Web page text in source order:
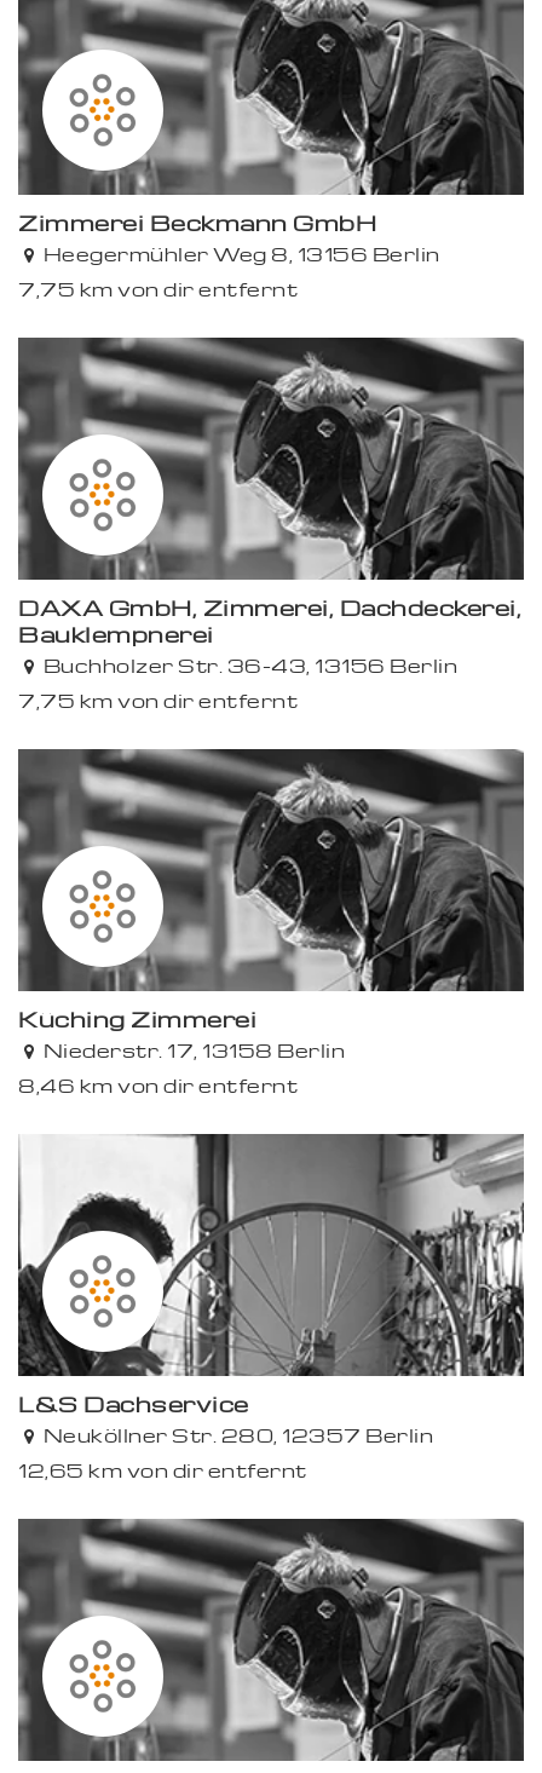
Zimmerei Beckmann GmbH
Heegermühler Weg 8, 13156 Berlin
7,75 km von dir entfernt
DAXA GmbH, Zimmerei, Dachdeckerei,
Bauklempnerei
Buchholzer Str. 36-43, 13156 Berlin
7,75 km von dir entfernt
Küching Zimmerei
Niederstr. 17, 13158 Berlin
8,46 km von dir entfernt
L&S Dachservice
Neuköllner Str. 280, 12357 Berlin
12,65 km von dir entfernt